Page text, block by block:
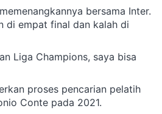
bersama Inter.
di empat final dan kalah di
Liga Champions, saya bisa
proses pencarian pelatih
Conte pada 2021.